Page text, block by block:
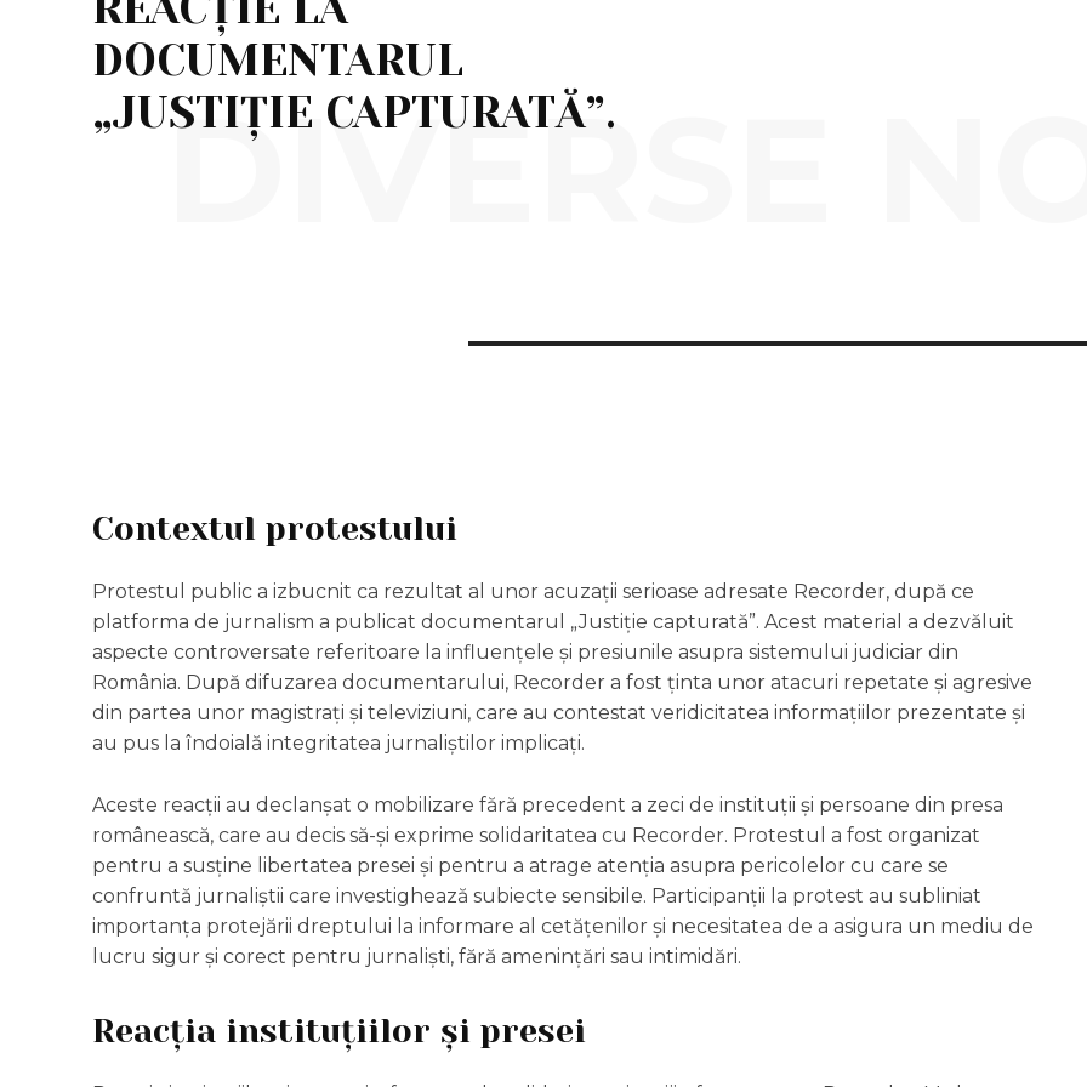
DOCUMENTARUL
„JUSTIȚIE CAPTURATĂ”.
DIVERSE
Contextul protestului
Protestul public a izbucnit ca rezultat al unor acuzații serioase adresate Recorder, după ce
platforma de jurnalism a publicat documentarul „Justiție capturată”. Acest material a dezvăluit
aspecte controversate referitoare la influențele și presiunile asupra sistemului judiciar din
România. După difuzarea documentarului, Recorder a fost ținta unor atacuri repetate și agresive
din partea unor magistrați și televiziuni, care au contestat veridicitatea informațiilor prezentate și
au pus la îndoială integritatea jurnaliștilor implicați.
Aceste reacții au declanșat o mobilizare fără precedent a zeci de instituții și persoane din presa
românească, care au decis să-și exprime solidaritatea cu Recorder. Protestul a fost organizat
pentru a susține libertatea presei și pentru a atrage atenția asupra pericolelor cu care se
confruntă jurnaliștii care investighează subiecte sensibile. Participanții la protest au subliniat
importanța protejării dreptului la informare al cetățenilor și necesitatea de a asigura un mediu de
lucru sigur și corect pentru jurnaliști, fără amenințări sau intimidări.
Reacția instituțiilor și presei